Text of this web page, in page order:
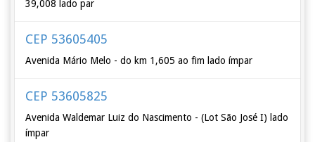
39,008 lado par
CEP 53605405
Avenida Mário Melo - do km 1,605 ao fim lado ímpar
CEP 53605825
Avenida Waldemar Luiz do Nascimento - (Lot São José I) lado
ímpar